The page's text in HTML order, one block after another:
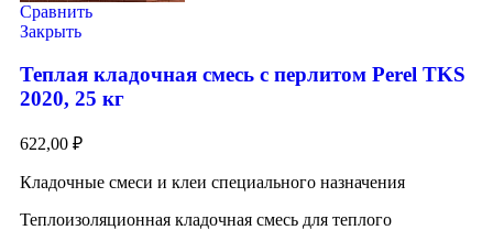
Сравнить
Закрыть
Теплая кладочная смесь с перлитом Perel TKS
2020, 25 кг
622,00 ₽
Кладочные смеси и клеи специального назначения
Теплоизоляционная кладочная смесь для теплого